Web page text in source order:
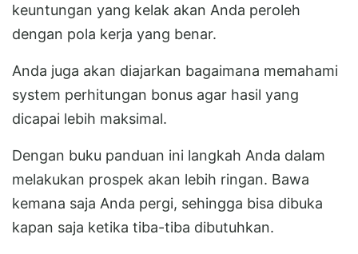
keuntungan yang kelak akan Anda peroleh
dengan pola kerja yang benar.
Anda juga akan diajarkan bagaimana memahami
system perhitungan bonus agar hasil yang
dicapai lebih maksimal.
Dengan buku panduan ini langkah Anda dalam
melakukan prospek akan lebih ringan. Bawa
kemana saja Anda pergi, sehingga bisa dibuka
kapan saja ketika tiba-tiba dibutuhkan.